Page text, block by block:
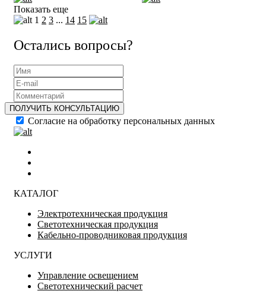
Показать еще
1 2 3 ... 14 15
Остались вопросы?
ПОЛУЧИТЬ КОНСУЛЬТАЦИЮ
Согласие на обработку персональных данных
КАТАЛОГ
Электротехническая продукция
Светотехническая продукция
Кабельно-проводниковая продукция
УСЛУГИ
Управление освещением
Светотехнический расчет